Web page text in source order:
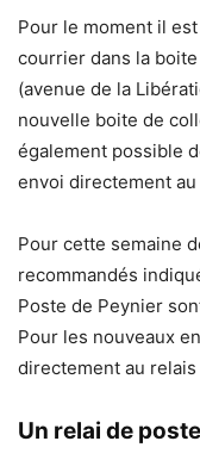
Pour le moment il
courrier dans la
(avenue de la
nouvelle boite de
également possible
envoi directement
Pour cette semaine
recommandés
Poste de Peynier
Pour les nouveaux
directement au
Un relai de